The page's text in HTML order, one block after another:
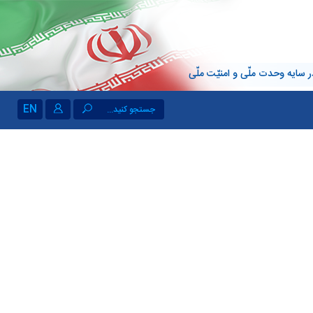
سایه وحدت ملّی و امنیّت ملّی
EN جستجو کنید...